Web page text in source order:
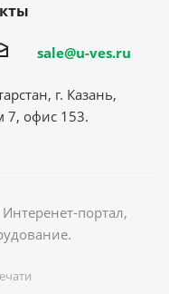
sale@u-ves.ru
г. Казань,
7, офис 153.
портал,